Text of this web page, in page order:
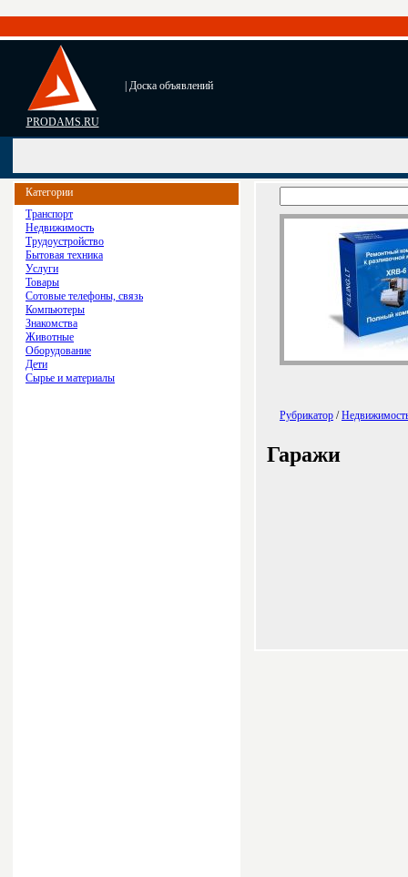
PRODAMS.RU
| Доска объявлений
Категории
Транспорт
Недвижимость
Трудоустройство
Бытовая техника
Услуги
Товары
Сотовые телефоны, связь
Компьютеры
Знакомства
Животные
Оборудование
Дети
Сырье и материалы
Рубрикатор /
Гаражи